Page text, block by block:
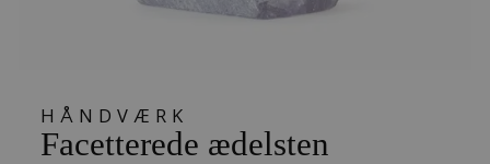
HÅNDVÆRK
Facetterede ædelsten